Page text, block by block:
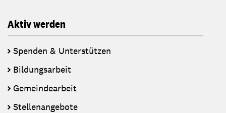
Aktiv werden
Spenden & Unterstützen
Bildungsarbeit
Gemeindearbeit
Stellenangebote